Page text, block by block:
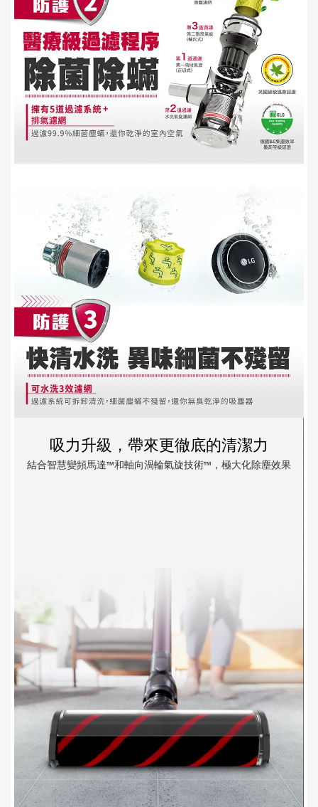
吸力升級，帶來更徹底的清潔力
結合智慧變頻馬達™和軸向渦輪氣旋技術™，極大化除塵效果